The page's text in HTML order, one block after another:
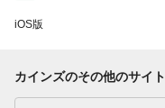
iOS版
カインズのその他のサイト